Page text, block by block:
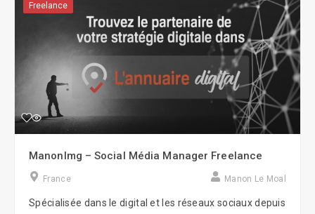
Freelance
Manonlmg – Social Média Manager Freelance
France Manon Le Moal
Spécialisée dans le digital et les réseaux sociaux depuis